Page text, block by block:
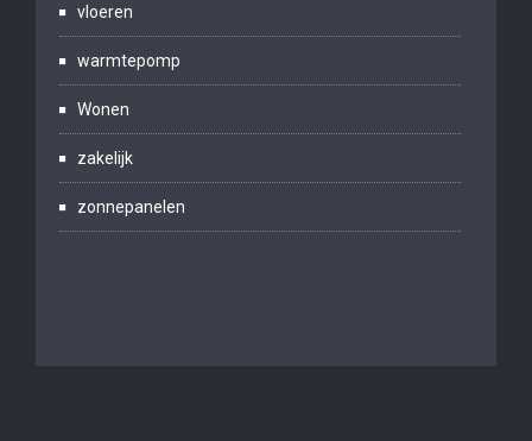
vloeren
warmtepomp
Wonen
zakelijk
zonnepanelen